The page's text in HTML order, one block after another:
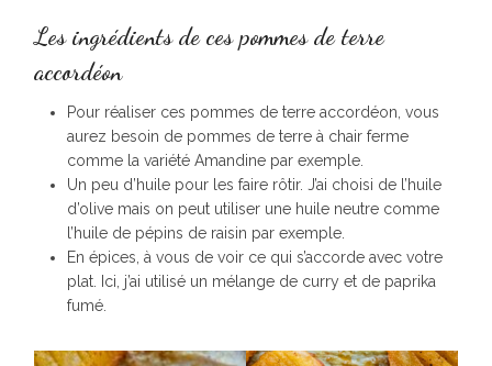
Les ingrédients de ces pommes de terre
accordéon
Pour réaliser ces pommes de terre accordéon, vous
aurez besoin de pommes de terre à chair ferme
comme la variété Amandine par exemple.
Un peu d’huile pour les faire rôtir. J’ai choisi de l’huile
d’olive mais on peut utiliser une huile neutre comme
l’huile de pépins de raisin par exemple.
En épices, à vous de voir ce qui s’accorde avec votre
plat. Ici, j’ai utilisé un mélange de curry et de paprika
fumé.